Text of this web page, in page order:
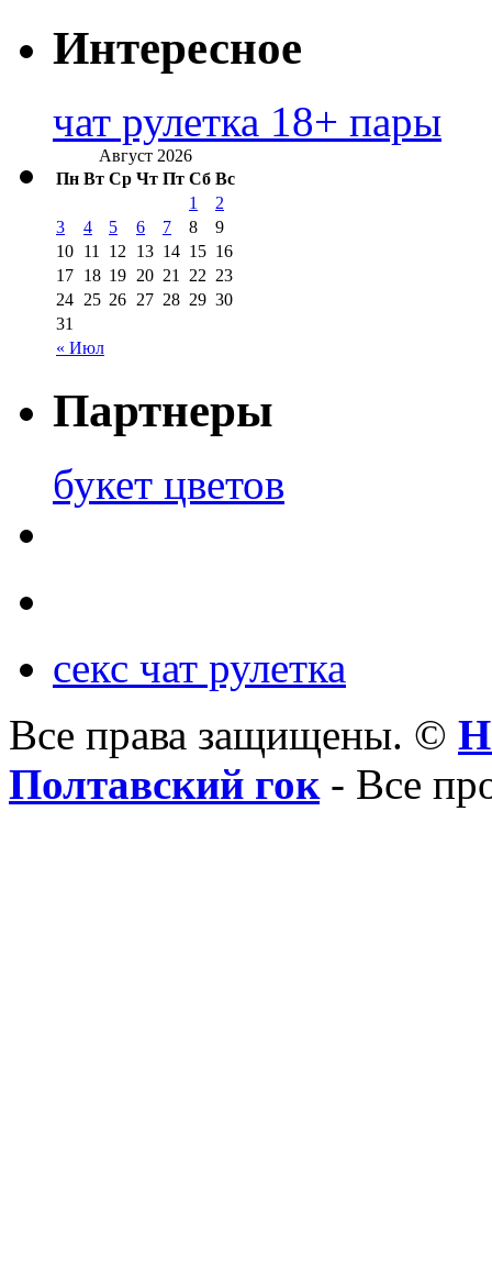
Интересное
чат рулетка 18+ пары
Август 2026
Пн Вт Ср Чт Пт Сб Вс
« Июл
1
2
3
4 5 6 7 8
9
10 11 12 13 14 15 16
17 18 19 20 21 22 23
24 25 26 27 28 29 30
31
Партнеры
букет цветов
секс чат рулетка
Все права защищены. ©
Полтавский гок- Все